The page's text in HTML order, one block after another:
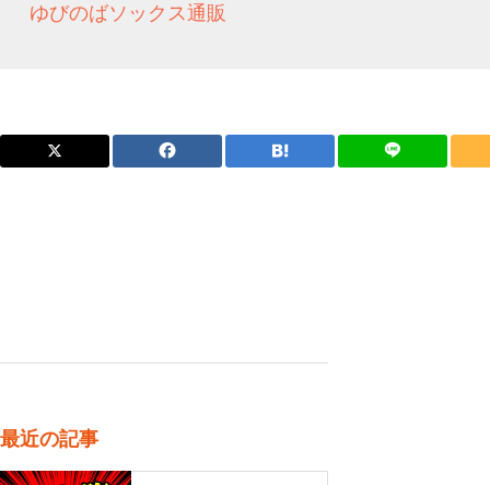
ゆびのばソックス通販
最近の記事